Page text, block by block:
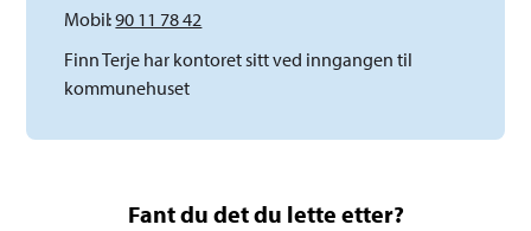
Mobil90 11 78 42
Finn Terje har kontoret sitt ved inngangen til
kommunehuset
Fant du det du lette etter?